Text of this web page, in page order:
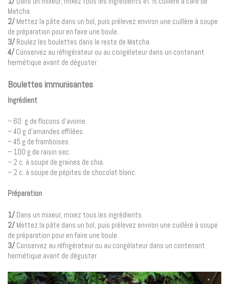
Matcha.
2/ Mettez la pâte dans un bol, puis prélevez environ une cuillère à soupe
de préparation pour en faire une boule.
3/ Roulez les boulettes dans le reste de Matcha.
4/ Conservez au réfrigérateur ou au congélateur dans un contenant
hermétique avant de déguster.
Boulettes immunisantes
Ingrédient
– 60 g de flocons d’avoine.
– 40 g d’amandes effilées.
– 45 g de framboises.
– 100 g de raisin sec.
– 2 c. à soupe de graines de chia.
– 2 c. à soupe de pépites de chocolat blanc.
Préparation
1/ Dans un mixeur, mixez tous les ingrédients.
2/ Mettez la pâte dans un bol, puis prélevez environ une cuillère à soupe
de préparation pour en faire une boule.
3/ Conservez au réfrigérateur ou au congélateur dans un contenant
hermétique avant de déguster.